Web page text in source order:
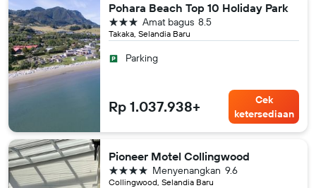
Pohara Beach Top 10 Holiday Park
Takaka, Selandia Baru
8.5
Amat bagus
bintang 3
Parking
Rp 1.037.938+
Cek
ketersediaan
Pioneer Motel Collingwood
Collingwood, Selandia Baru
9.6
Menyenangkan
bintang 4